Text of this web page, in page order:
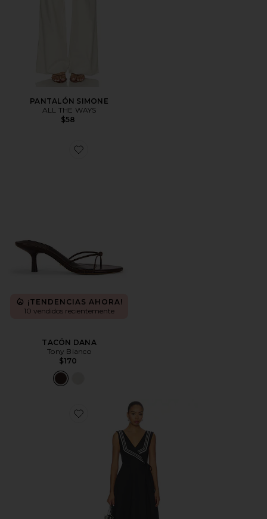
PANTALÓN SIMONE
ALL THE WAYS
$58
Favorite TACÓN DANA
¡TENDENCIAS AHORA!
10 vendidos recientemente
TACÓN DANA
Tony Bianco
$170
Favorite VESTIDO THEA